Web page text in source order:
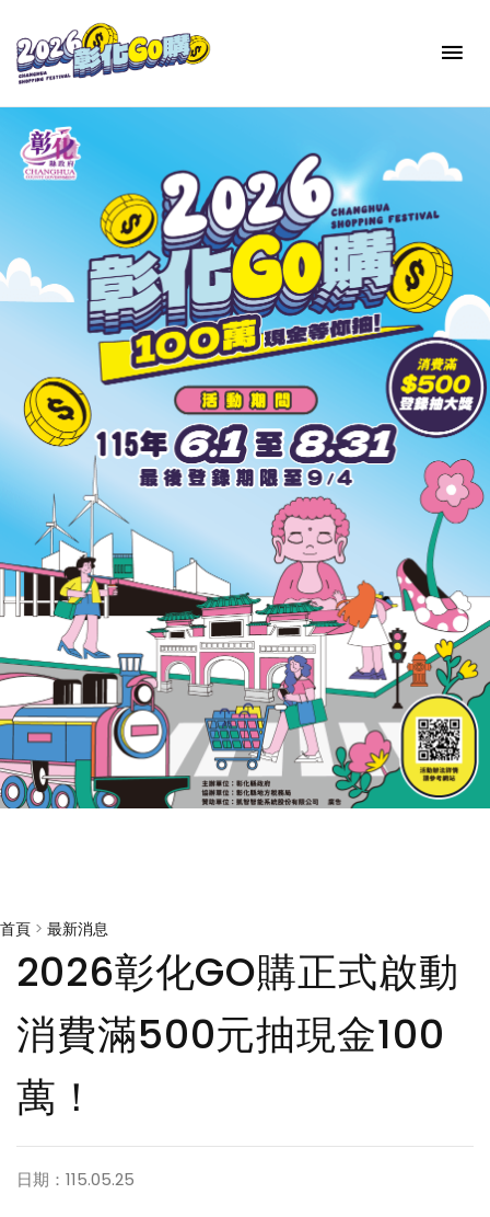
首頁 > 最新消息
2026彰化GO購正式啟動
消費滿500元抽現金100
萬！
日期：115.05.25